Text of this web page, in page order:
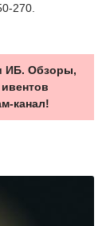
270.
ИБ. Обзоры,
канал!